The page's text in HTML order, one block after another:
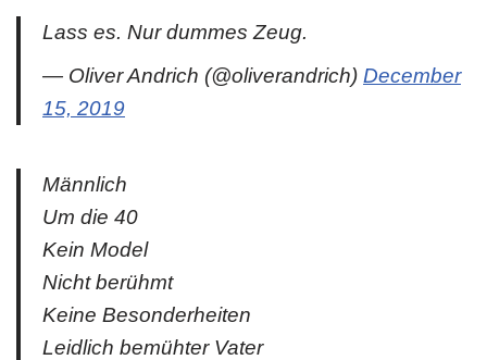
Lass es. Nur dummes Zeug.
— Oliver Andrich (@oliverandrich) December
15, 2019
Männlich
Um die 40
Kein Model
Nicht berühmt
Keine Besonderheiten
Leidlich bemühter Vater